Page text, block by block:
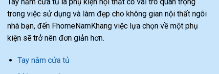
trong việc sử dụng và làm đẹp cho không gian nội thất ngôi
nhà bạn, đến FhomeNamKhang việc lựa chọn về một phụ
kiện sẽ trở nên đơn giản hơn.
Tay nắm cửa tủ